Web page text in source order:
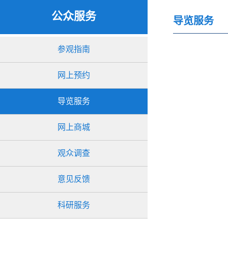
公众服务
参观指南
网上预约
导览服务
网上商城
观众调查
意见反馈
科研服务
导览服务